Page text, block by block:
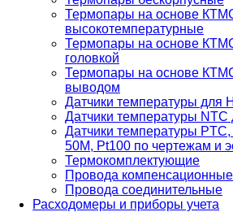
Термопары на основе
высокотемпературные
Термопары на основе
головкой
Термопары на основе
выводом
Датчики температуры для
Датчики температуры NTC
Датчики температуры
50М, Pt100 по чертежам и
Термокомплектующие
Провода компенсационные
Провода соединительные
Расходомеры и приборы учета